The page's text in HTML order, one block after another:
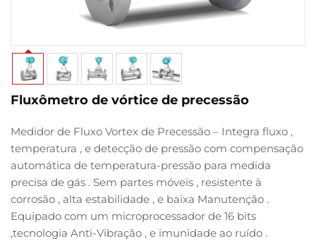
Fluxômetro de vórtice de precessão
Medidor de Fluxo Vortex de Precessão – Integra fluxo ,
temperatura , e detecção de pressão com compensação
automática de temperatura-pressão para medida
precisa de gás . Sem partes móveis , resistente à
corrosão , alta estabilidade , e baixa Manutenção .
Equipado com um microprocessador de 16 bits
,tecnologia Anti-Vibração , e imunidade ao ruído .